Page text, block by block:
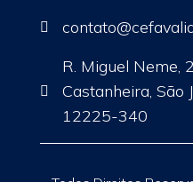
 contato

R. Miguel Neme,
Castanheira, São
12225-340